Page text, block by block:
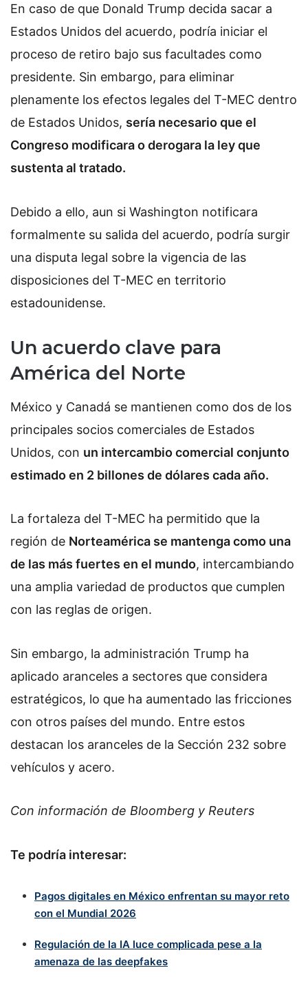
En caso de que Donald Trump decida sacar a
Estados Unidos del acuerdo, podría iniciar el
proceso de retiro bajo sus facultades como
presidente. Sin embargo, para eliminar
plenamente los efectos legales del T-MEC dentro
de Estados Unidos, sería necesario que el
Congreso modificara o derogara la ley que
sustenta al tratado.
Debido a ello, aun si Washington notificara
formalmente su salida del acuerdo, podría surgir
una disputa legal sobre la vigencia de las
disposiciones del T-MEC en territorio
estadounidense.
Un acuerdo clave para
América del Norte
México y Canadá se mantienen como dos de los
principales socios comerciales de Estados
Unidos, con un intercambio comercial conjunto
estimado en 2 billones de dólares cada año.
La fortaleza del T-MEC ha permitido que la
región de Norteamérica se mantenga como una
de las más fuertes en el mundo, intercambiando
una amplia variedad de productos que cumplen
con las reglas de origen.
Sin embargo, la administración Trump ha
aplicado aranceles a sectores que considera
estratégicos, lo que ha aumentado las fricciones
con otros países del mundo. Entre estos
destacan los aranceles de la Sección 232 sobre
vehículos y acero.
Con información de Bloomberg y Reuters
Te podría interesar:
Pagos digitales en México enfrentan su mayor reto
con el Mundial 2026
Regulación de la IA luce complicada pese a la
amenaza de las deepfakes